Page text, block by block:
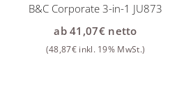
B&C Corporate 3-in-1 JU873
ab41,07€netto
(48,87€ inkl. 19% MwSt.)